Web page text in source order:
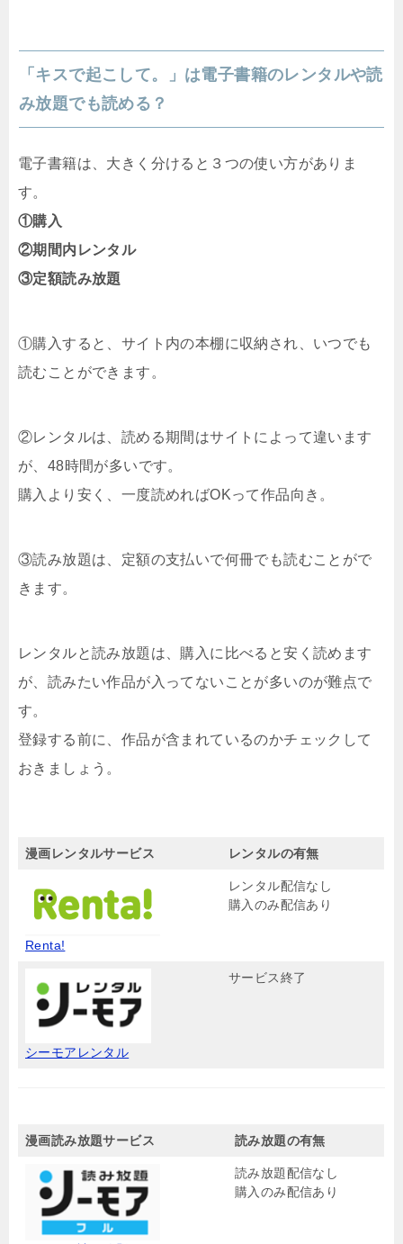
「キスで起こして。」は電子書籍のレンタルや読
み放題でも読める？
電子書籍は、大きく分けると３つの使い方がありま
す。
①購入
②期間内レンタル
③定額読み放題
①購入すると、サイト内の本棚に収納され、いつでも
読むことができます。
②レンタルは、読める期間はサイトによって違います
が、48時間が多いです。
購入より安く、一度読めればOKって作品向き。
③読み放題は、定額の支払いで何冊でも読むことがで
きます。
レンタルと読み放題は、購入に比べると安く読めます
が、読みたい作品が入ってないことが多いのが難点で
す。
登録する前に、作品が含まれているのかチェックして
おきましょう。
漫画レンタルサービス レンタルの有無
Renta!
レンタル配信なし
購入のみ配信あり
シーモアレンタル
サービス終了
漫画読み放題サービス 読み放題の有無
読み放題配信なし
購入のみ配信あり